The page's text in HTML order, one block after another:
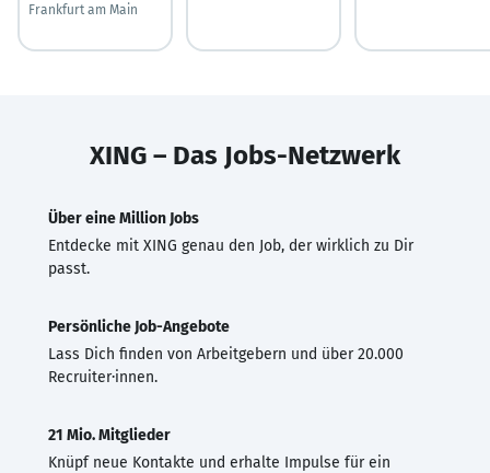
Frankfurt am Main
XING – Das Jobs-Netzwerk
Über eine Million Jobs
Entdecke mit XING genau den Job, der wirklich zu Dir
passt.
Persönliche Job-Angebote
Lass Dich finden von Arbeitgebern und über 20.000
Recruiter·innen.
21 Mio. Mitglieder
Knüpf neue Kontakte und erhalte Impulse für ein